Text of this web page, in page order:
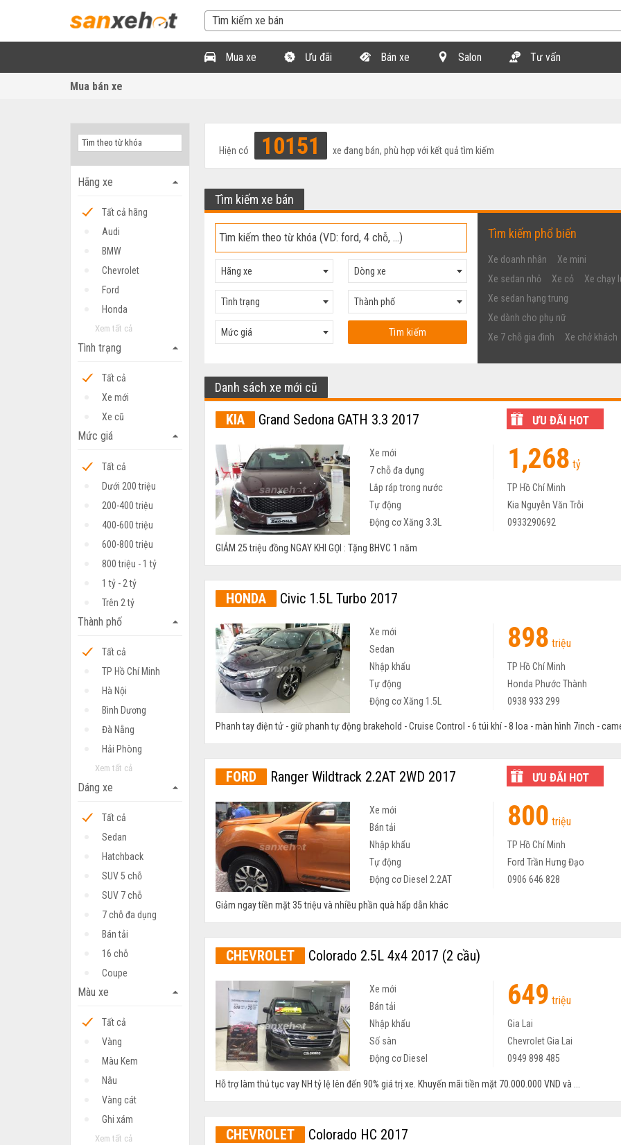
Mua xe Ưu đãi Bán xe Salon Tư vấn
Mua bán xe
arrow_drop_up
Hãng xe
Tất cả hãng
Audi
BMW
Chevrolet
Ford
Honda
Xem tất cả
arrow_drop_up
Tình trạng
Tất cả
Xe mới
Xe cũ
arrow_drop_up
Mức giá
Tất cả
Dưới 200 triệu
200-400 triệu
400-600 triệu
600-800 triệu
800 triệu - 1 tỷ
1 tỷ - 2 tỷ
Trên 2 tỷ
arrow_drop_up
Thành phố
Tất cả
TP Hồ Chí Minh
Hà Nội
Bình Dương
Đà Nẵng
Hải Phòng
Xem tất cả
arrow_drop_up
Dáng xe
Tất cả
Sedan
Hatchback
SUV 5 chỗ
SUV 7 chỗ
7 chỗ đa dụng
Bán tải
16 chỗ
Coupe
arrow_drop_up
Màu xe
Tất cả
Vàng
Màu Kem
Nâu
Vàng cát
Ghi xám
Xem tất cả
Hiện có 10151 xe đang bán, phù hợp với kết quả tìm kiếm
Tìm kiếm xe bán
Hãng xe Dòng xe
Tình trạng Thành phố
Mức giá Tìm kiếm
Tìm kiếm phổ biến
Xe doanh nhân
Xe mini
Xe sedan nhỏ
Xe cỏ
Xe chạy
Xe sedan hạng trung
Xe dành cho phụ nữ
Xe 7 chỗ gia đình
Xe chở khách
Danh sách xe mới cũ
KIA Grand Sedona GATH 3.3 2017 ƯU ĐÃI HOT
Xe mới 1,268 tỷ
7 chỗ đa dụng
Lắp ráp trong nước
TP Hồ Chí Minh
Tự động
Kia Nguyễn Văn Trỗi
Động cơ Xăng 3.3L
0933290692
GIẢM 25 triệu đồng NGAY KHI GỌI : Tặng BHVC 1 năm
HONDA Civic 1.5L Turbo 2017
Xe mới 898 triệu
Sedan
Nhập khẩu
TP Hồ Chí Minh
Tự động
Honda Phước Thành
Động cơ Xăng 1.5L
0938 933 299
Phanh tay điện tử - giữ phanh tự động brakehold - Cruise Control - 6 túi khí - 8 loa - màn hình 7inch -
FORD Ranger Wildtrack 2.2AT 2WD 2017 ƯU ĐÃI HOT
Xe mới 800 triệu
Bán tải
Nhập khẩu
TP Hồ Chí Minh
Tự động
Ford Trần Hưng Đạo
Động cơ Diesel 2.2AT
0906 646 828
Giảm ngay tiền mặt 35 triệu và nhiều phần quà hấp dẫn khác
CHEVROLET Colorado 2.5L 4x4 2017 (2 cầu)
Xe mới 649 triệu
Bán tải
Nhập khẩu
Gia Lai
Số sàn
Chevrolet Gia Lai
Động cơ Diesel
0949 898 485
Hỗ trợ làm thủ tục vay NH tỷ lệ lên đến 90% giá trị xe. Khuyến mãi tiền mặt 70.000.000 VND và ...
CHEVROLET Colorado HC 2017